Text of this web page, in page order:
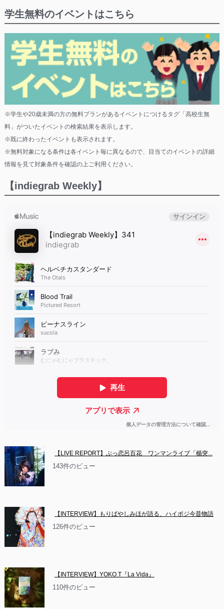
学生無料のイベントはこちら
※学生や20歳未満の方の無料プランがあるイベントにつけるタグ「高校生無
料」がついたイベントの検索結果を表示します。
※既に終わったイベントも表示されます。
※無料対象になる条件は各イベント毎に異なるので、目当てのイベントの詳細
情報を見て対象条件を確認の上ご利用ください。
【indiegrab Weekly】
【LIVE REPORT】ぶっ恋呂百花　ワンマンライブ「楯突...
143件のビュー
【INTERVIEW】もりばやしみほが語る、ハイポジ今昔物語
126件のビュー
【INTERVIEW】YOKO.T『La Vida』
110件のビュー